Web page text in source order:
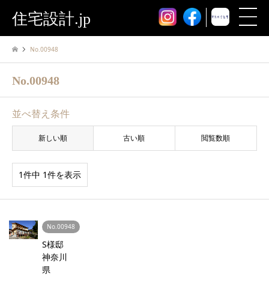
住宅設計.jp
No.00948
No.00948
並べ替え条件
新しい順 古い順 閲覧数順
1件中 1件を表示
No.00948
S様邸
神奈川
県